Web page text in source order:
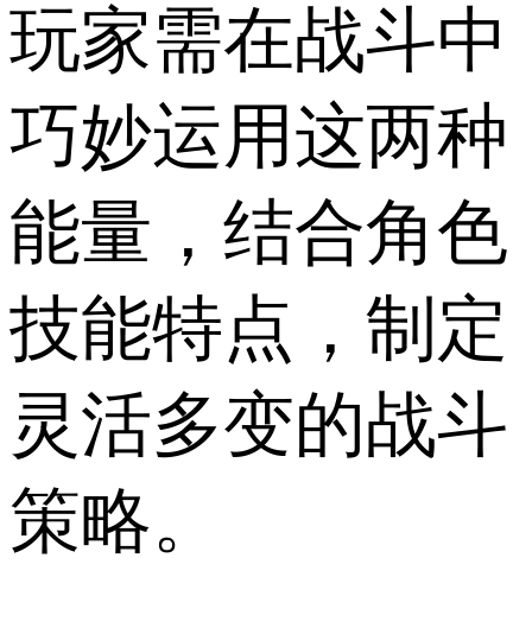
玩家需在战斗中
巧妙运用这两种
能量，结合角色
技能特点，制定
灵活多变的战斗
策略。